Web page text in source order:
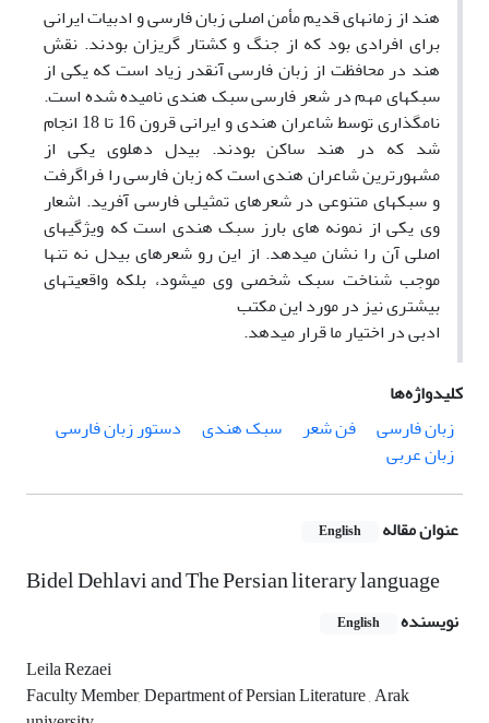
هند از زمانهای قدیم مأمن اصلی زبان فارسی و ادبیات ایرانی
برای افرادی بود که از جنگ و کشتار گریزان بودند. نقش
هند در محافظت از زبان فارسی آنقدر زیاد است که یکی از
سبکهای مهم در شعر فارسی سبک هندی نامیده شده است.
نامگذاری توسط شاعران هندی و ایرانی قرون 16 تا 18 انجام
شد که در هند ساکن بودند. بیدل دهلوی یکی از
مشهورترین شاعران هندی است که زبان فارسی را فراگرفت
و سبکهای متنوعی در شعرهای تمثیلی فارسی آفرید. اشعار
وی یکی از نمونه های بارز سبک هندی است که ویژگیهای
اصلی آن را نشان میدهد. از این رو شعرهای بیدل نه تنها
موجب شناخت سبک شخصی وی میشود، بلکه واقعیتهای
بیشتری نیز در مورد این مکتب
ادبی در اختیار ما قرار میدهد.
کلیدواژه‌ها
زبان فارسی
فن شعر سبک هندی
دستور زبان فارسی
زبان عربی
عنوان مقاله English
Bidel Dehlavi and The Persian literary language
نویسنده English
Leila Rezaei
Faculty Member, Department of Persian Literature , Arak